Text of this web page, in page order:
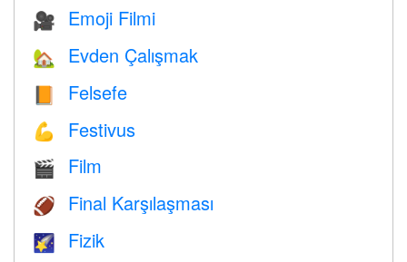
🎥 Emoji Filmi
🏡 Evden Çalışmak
📙 Felsefe
💪 Festivus
🎬 Film
🏈 Final Karşılaşması
🌠 Fizik